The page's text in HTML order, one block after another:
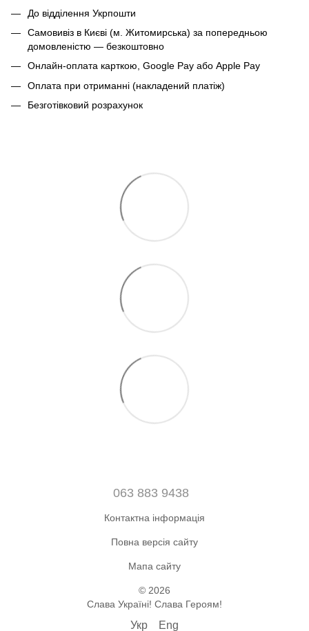
До відділення Укрпошти
Самовивіз в Києві (м. Житомирська) за попередньою
домовленістю — безкоштовно
Онлайн-оплата карткою, Google Pay або Apple Pay
Оплата при отриманні (накладений платіж)
Безготівковий розрахунок
063 883 9438
Контактна інформація
Повна версія сайту
Мапа сайту
© 2026
Слава Україні! Слава Героям!
Укр Eng